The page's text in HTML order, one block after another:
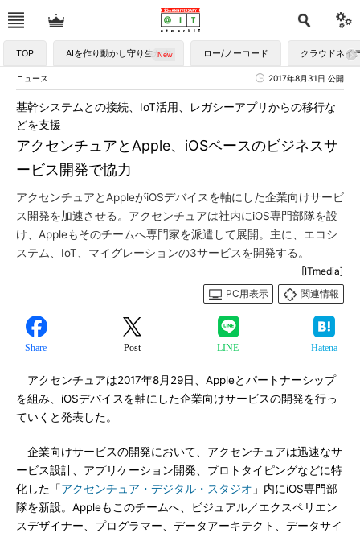
TOP AIを作り動かし守り生かす ロー/ノーコード クラウドネイ
ニュース 2017年8月31日 公開
アクセンチュアとApple、iOSベースのビジネスサ
ービス開発で協力
基幹システムとの接続、IoT活用、レガシーアプリからの移行な
どを支援
アクセンチュアとAppleがiOSデバイスを軸にした企業向けサービ
ス開発を加速させる。アクセンチュアは社内にiOS専門部隊を設
け、Appleもそのチームへ専門家を派遣して展開。主に、エコシ
ステム、IoT、マイグレーションの3サービスを開発する。
[ITmedia]
PC用表示
関連情報
Share Post LINE Hatena
アクセンチュアは2017年8月29日、Appleとパートナーシップ
を組み、iOSデバイスを軸にした企業向けサービスの開発を行っ
ていくと発表した。
企業向けサービスの開発において、アクセンチュアは迅速なサ
ービス設計、アプリケーション開発、プロトタイピングなどに特
化した「アクセンチュア・デジタル・スタジオ 」内にiOS専門部
隊を新設。Appleもこのチームへ、ビジュアル／エクスペリエン
スデザイナー、プログラマー、データアーキテクト、データサイ